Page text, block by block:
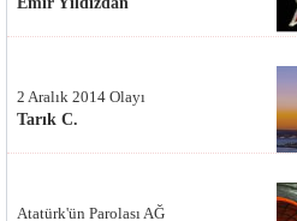
2 Aralık 2014 Olayı
Tarık C.
Atatürk'ün Parolası AĞ